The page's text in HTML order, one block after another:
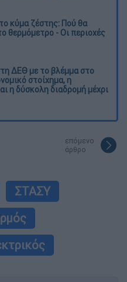
κύμα ζέστης: Πού θα
θερμόμετρο - Οι περιοχές
ΔΕΘ με το βλέμμα στο
στοίχημα, η
η δύσκολη διαδρομή μέχρι
επόμενο
άρθρο
ΣΤΑΣΥ